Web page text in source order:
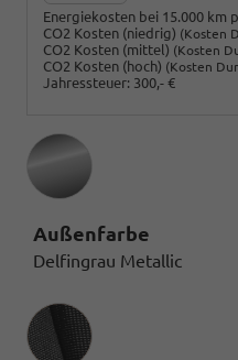
Energiekosten bei 15.000 km
CO2 Kosten (niedrig) (Kosten
CO2 Kosten (mittel) (Kosten
CO2 Kosten (hoch) (Kosten
Jahressteuer: 300,- €
Außenfarbe
Delfingrau Metallic
Innenausstattung